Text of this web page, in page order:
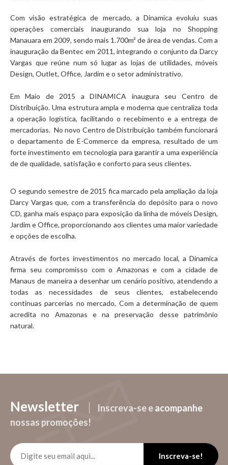
Com visão estratégica de mercado, a Dinamica evoluiu suas
operações comerciais inaugurando sua loja no Shopping
Manauara em 2009, sendo mais 1.700m² de área de vendas. Com a
inauguração da Bentec em 2011, integrando o conjunto da Darcy
Vargas que reúne num só lugar as lojas de utilidades, móveis
Design, Outlet, Office, Jardim e o setor administrativo.
Em Maio de 2015 a DINAMICA inaugura seu Centro de
Distribuição. Uma estrutura ampla e moderna que centraliza toda
a operação logística, facilitando o recebimento e a entrega de
mercadorias. No novo Centro de Distribuição também funcionará
o departamento de E-Commerce da empresa, resultado de um
forte investimento em tecnologia para garantir a uma experiência
de de qualidade, satisfação e conforto para seus clientes.
O segundo semestre de 2015 fica marcado pela ampliação da loja
Darcy Vargas que, com a transferência do depósito para o novo
CD, ganha mais espaço para exposição da linha de móveis Design,
Jardim e Office, proporcionando aos clientes uma maior variedade
e opções de escolha.
Através de fortes investimentos no mercado local, a Dinamica
firma seu compromisso com o Amazonas e com a cidade de
Manaus de maneira a desenhar um cenário positivo, atendendo a
todas as necessidades de seus clientes, estabelecendo
continuas parcerias no mercado, Com a determinação de quem
acredita no Amazonas e na preservação desse patrimônio
natural.
Newsletter Inscreva-se eacompanhe
nossas promoções!
Inscreva-se!